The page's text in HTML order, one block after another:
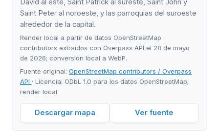
Saint Peter al noroeste, y las parroquias del suroeste
alrededor de la capital.
Render local a partir de datos OpenStreetMap
contributors extraidos con Overpass API el 28 de mayo
de 2026; conversion local a WebP.
Fuente original: OpenStreetMap contributors / Overpass
API · Licencia: ODbL 1.0 para los datos OpenStreetMap;
render local
Descargar mapa Ver fuente